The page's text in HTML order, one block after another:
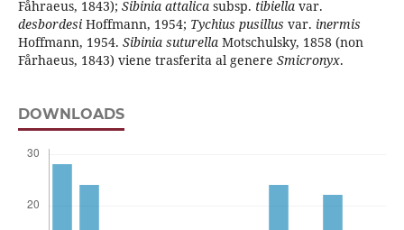
Fåhraeus, 1843); Sibinia attalicasubsp. tibiellavar.
desbordesiHoffmann, 1954; Tychius pusillus var. inermis
Hoffmann, 1954. Sibinia suturellaMotschulsky, 1858 (non
Fårhaeus, 1843) viene trasferita al genere Smicronyx.
DOWNLOADS